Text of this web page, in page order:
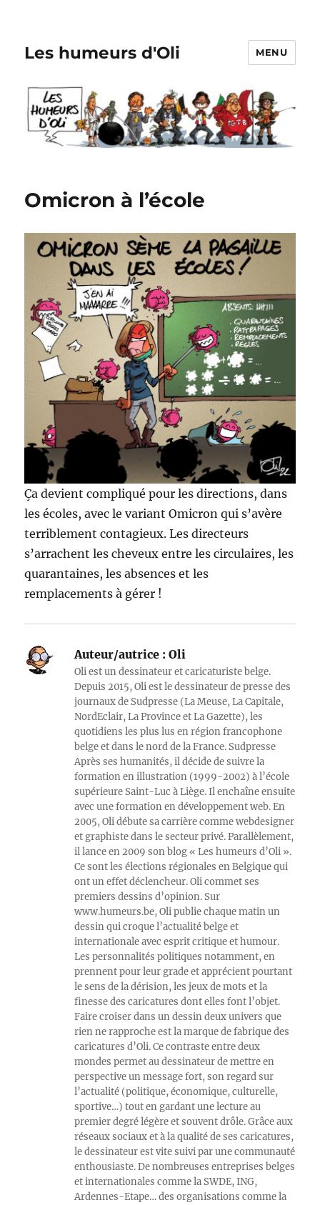
Les humeurs d'Oli MENU
Omicron à l’école
Ça devient compliqué pour les directions, dans
les écoles, avec le variant Omicron qui s’avère
terriblement contagieux. Les directeurs
s’arrachent les cheveux entre les circulaires, les
quarantaines, les absences et les
remplacements à gérer !
Auteur/autrice : Oli
Oli est un dessinateur et caricaturiste belge.
Depuis 2015, Oli est le dessinateur de presse des
journaux de Sudpresse (La Meuse, La Capitale,
NordEclair, La Province et La Gazette), les
quotidiens les plus lus en région francophone
belge et dans le nord de la France. Sudpresse
Après ses humanités, il décide de suivre la
formation en illustration (1999-2002) à l’école
supérieure Saint-Luc à Liège. Il enchaîne ensuite
avec une formation en développement web. En
2005, Oli débute sa carrière comme webdesigner
et graphiste dans le secteur privé. Parallèlement,
il lance en 2009 son blog « Les humeurs d’Oli ».
Ce sont les élections régionales en Belgique qui
ont un effet déclencheur. Oli commet ses
premiers dessins d’opinion. Sur
www.humeurs.be, Oli publie chaque matin un
dessin qui croque l’actualité belge et
internationale avec esprit critique et humour.
Les personnalités politiques notamment, en
prennent pour leur grade et apprécient pourtant
le sens de la dérision, les jeux de mots et la
finesse des caricatures dont elles font l’objet.
Faire croiser dans un dessin deux univers que
rien ne rapproche est la marque de fabrique des
caricatures d’Oli. Ce contraste entre deux
mondes permet au dessinateur de mettre en
perspective un message fort, son regard sur
l’actualité (politique, économique, culturelle,
sportive…) tout en gardant une lecture au
premier degré légère et souvent drôle. Grâce aux
réseaux sociaux et à la qualité de ses caricatures,
le dessinateur est vite suivi par une communauté
enthousiaste. De nombreuses entreprises belges
et internationales comme la SWDE, ING,
Ardennes-Etape… des organisations comme la